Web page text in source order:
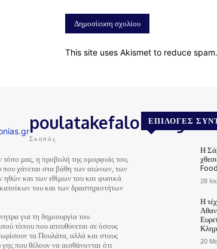
This site uses Akismet to reduce spam.
poulatakefalonias.gr
Σκοπός
μας, η προβολή της ομορφιάς του,
που χάνεται στα βάθη των αιώνων, των
ηθών και των εθίμων του και φυσικά
του και των δραστηριοτήτων
για τη δημιουργία του
τόπου που απευθύνεται σε όσους
τα Πουλάτα, αλλά και στους
που θέλουν να αισθάνονται ότι
ΕΠΙΛΟΓΈΣ
Η
28
Η
20